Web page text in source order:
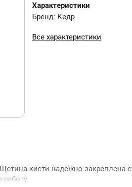
Характеристики
Бренд: Кедр
Все характеристики
кисти надежно закреплена